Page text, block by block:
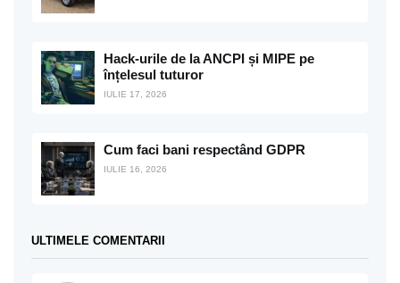
Hack-urile de la ANCPI și MIPE pe
înțelesul tuturor
IULIE 17, 2026
Cum faci bani respectând GDPR
IULIE 16, 2026
ULTIMELE COMENTARII